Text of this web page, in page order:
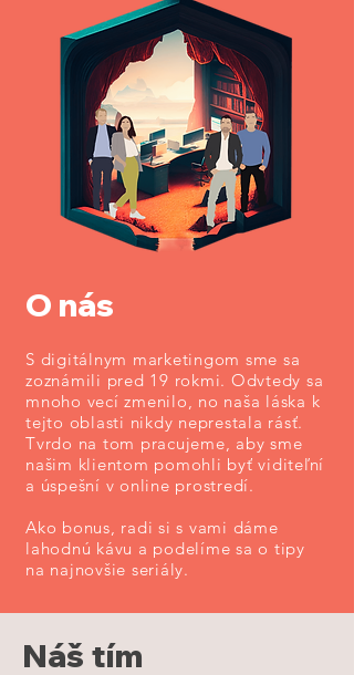
O nás
S digitálnym marketingom sme sa
zoznámili pred 19 rokmi. Odvtedy sa
mnoho vecí zmenilo, no naša láska k
tejto oblasti nikdy neprestala rásť.
Tvrdo na tom pracujeme, aby sme
našim klientom pomohli byť viditeľní
a úspešní v online prostredí.
Ako bonus, radi si s vami dáme
lahodnú kávu a podelíme sa o tipy
na najnovšie seriály.
Náš tím